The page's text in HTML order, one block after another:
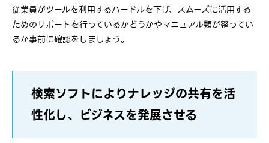
従業員がツールを利用するハードルを下げ、スムーズに活用する
ためのサポートを行っているかどうかやマニュアル類が整ってい
るか事前に確認をしましょう。
検索ソフトによりナレッジの共有を活
性化し、ビジネスを発展させる